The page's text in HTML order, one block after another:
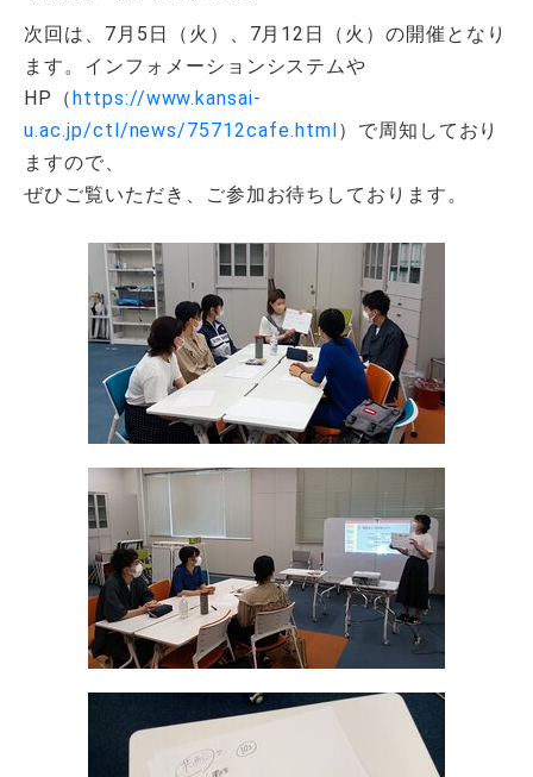
次回は、7月5日（火）、7月12日（火）の開催となり
ます。インフォメーションシステムや
HP（https://www.kansai-
u.ac.jp/ctl/news/75712cafe.html）で周知しており
ますので、
ぜひご覧いただき、ご参加お待ちしております。